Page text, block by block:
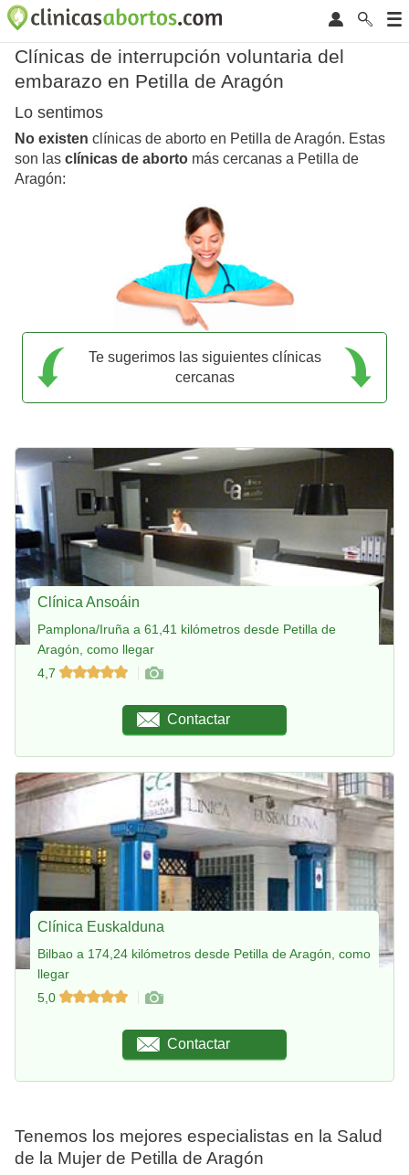
Clínicas de interrupción voluntaria del
embarazo en Petilla de Aragón
Lo sentimos
No existen clínicas de aborto en Petilla de Aragón. Estas
son las clínicas de aborto más cercanas a Petilla de
Aragón:
Te sugerimos las siguientes clínicas
cercanas
Clínica Ansoáin
Pamplona/Iruña a 61,41 kilómetros desde Petilla de
Aragón, como llegar
4,7
Contactar
Clínica Euskalduna
Bilbao a 174,24 kilómetros desde Petilla de Aragón, como
llegar
5,0
Contactar
Tenemos los mejores especialistas en la Salud
de la Mujer de Petilla de Aragón